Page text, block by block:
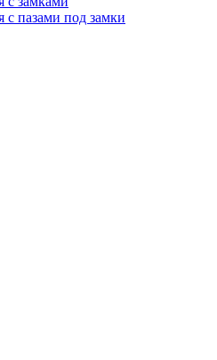
с пазами под замки